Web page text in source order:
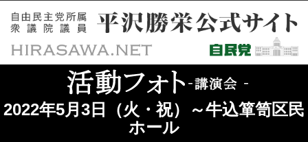
2022年5月3日（火・祝）～牛込箪笥区民
ホール